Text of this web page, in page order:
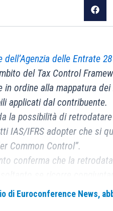
delle Entrate
del Tax Control
in ordine alla mappatura
applicati dal contribuente.
la possibilità di retrodatare
IAS/IFRS adopter che si
Common Control”.
conferma che la
di Euroconference News,